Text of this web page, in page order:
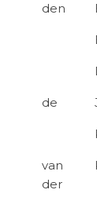
den
de
van
der